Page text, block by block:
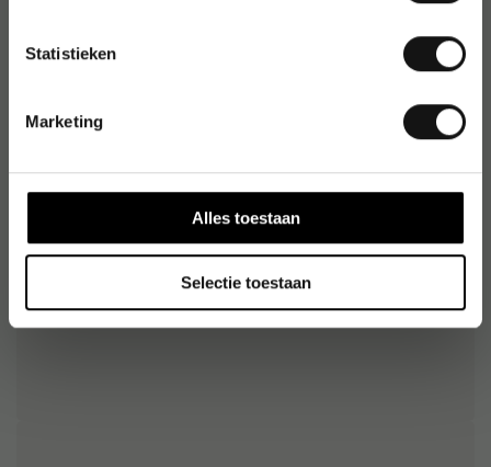
Statistieken
Marketing
Alles toestaan
Selectie toestaan
EAN: 5705831022935
Blokhechter Q-CONNECT, inlegdiepte 70 mm,
1-2 dagen € 19,90